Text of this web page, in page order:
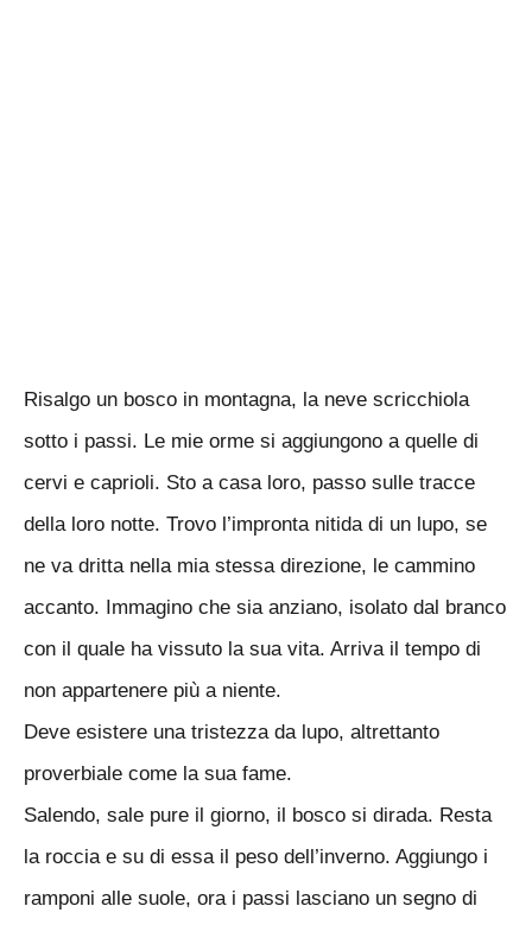
Risalgo un bosco in montagna, la neve scricchiola
sotto i passi. Le mie orme si aggiungono a quelle di
cervi e caprioli. Sto a casa loro, passo sulle tracce
della loro notte. Trovo l’impronta nitida di un lupo, se
ne va dritta nella mia stessa direzione, le cammino
accanto. Immagino che sia anziano, isolato dal branco
con il quale ha vissuto la sua vita. Arriva il tempo di
non appartenere più a niente.
Deve esistere una tristezza da lupo, altrettanto
proverbiale come la sua fame.
Salendo, sale pure il giorno, il bosco si dirada. Resta
la roccia e su di essa il peso dell’inverno. Aggiungo i
ramponi alle suole, ora i passi lasciano un segno di